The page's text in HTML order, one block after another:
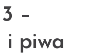
–
i piwa